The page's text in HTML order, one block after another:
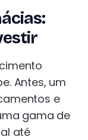
Antes, um
e
gama de
até